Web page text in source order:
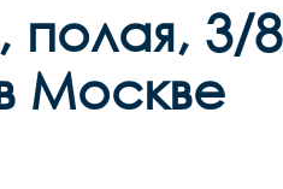
полая, 3/
Москве